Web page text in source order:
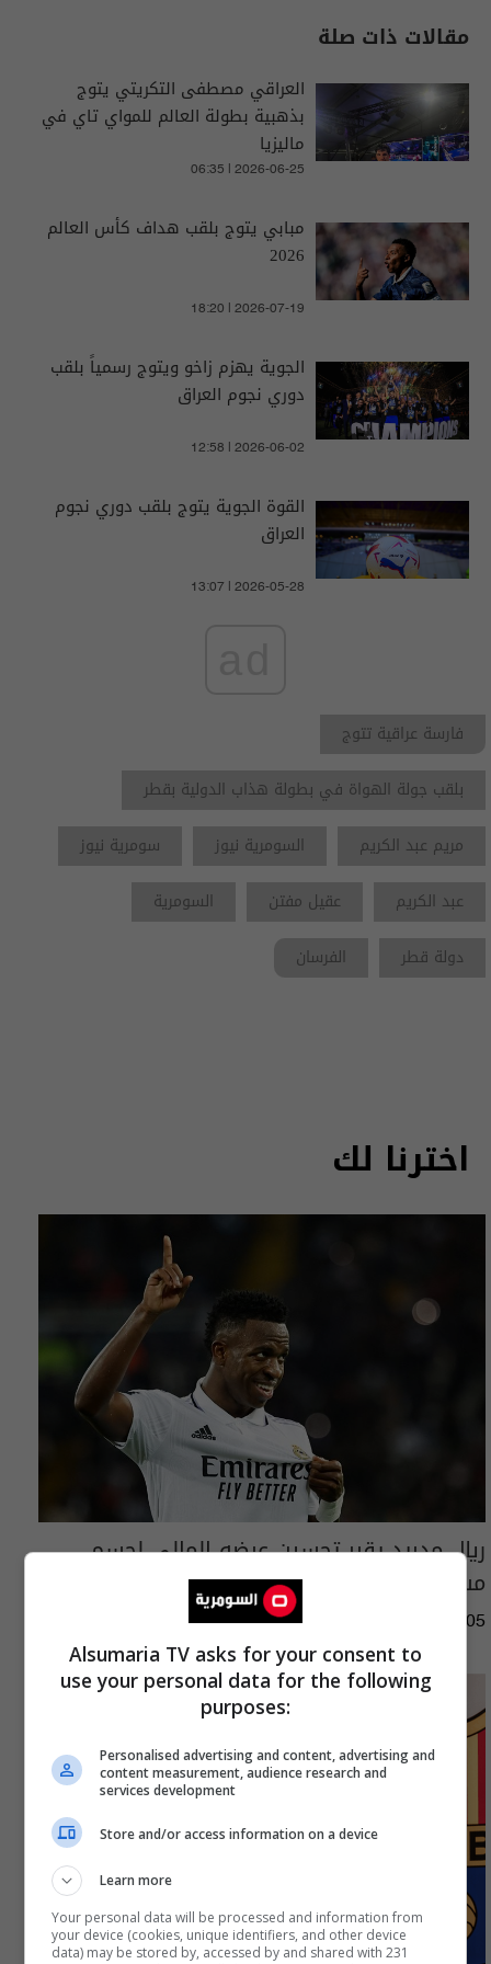
مقالات ذات صلة
العراقي مصطفى التكريتي يتوج
بذهبية بطولة العالم للمواي تاي في
ماليزيا
06:35 | 2026-06-25
مبابي يتوج بلقب هداف كأس العالم
2026
18:20 | 2026-07-19
الجوية يهزم زاخو ويتوج رسمياً بلقب
دوري نجوم العراق
12:58 | 2026-06-02
القوة الجوية يتوج بلقب دوري نجوم
العراق
13:07 | 2026-05-28
فارسة عراقية تتوج
بلقب جولة الهواة في بطولة هذاب الدولية بقطر
مريم عبد الكريم
السومرية نيوز
سومرية نيوز
عبد الكريم
عقيل مفتن
السومرية
دولة قطر
الفرسان
اخترنا لك
ريال مدريد يقرر تحسين عرضه المالي لحسم
مستقبل فينيسيوس
17:24 | 2026-08-05
Alsumaria TV asks for your consent to
use your personal data for the following
purposes:
Personalised advertising and content, advertising and
content measurement, audience research and
services development
Store and/or access information on a device
Learn more
Your personal data will be processed and information from
your device (cookies, unique identifiers, and other device
data) may be stored by, accessed by and shared with 231